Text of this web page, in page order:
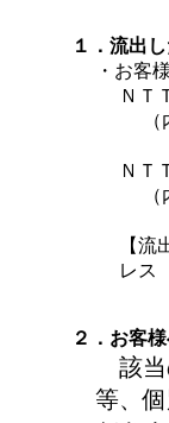
１．流出
・お
Ｎ
Ｎ
【
レ
２．お客
該当
等、